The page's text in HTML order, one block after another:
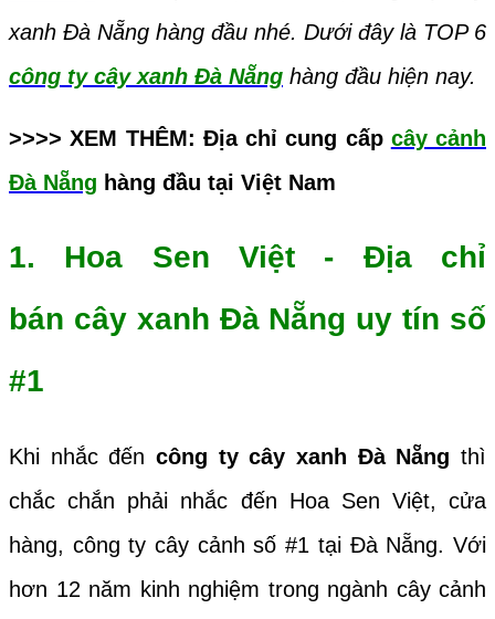
xanh Đà Nẵng hàng đầu nhé. Dưới đây là TOP 6
công ty cây xanh Đà Nẵng hàng đầu hiện nay.
>>>> XEM THÊM: Địa chỉ cung cấp cây cảnh
Đà Nẵng hàng đầu tại Việt Nam
1. Hoa Sen Việt - Địa chỉ
bán cây xanh Đà Nẵng uy tín số
#1
Khi nhắc đến công ty cây xanh Đà Nẵng thì
chắc chắn phải nhắc đến Hoa Sen Việt, cửa
hàng, công ty cây cảnh số #1 tại Đà Nẵng. Với
hơn 12 năm kinh nghiệm trong ngành cây cảnh